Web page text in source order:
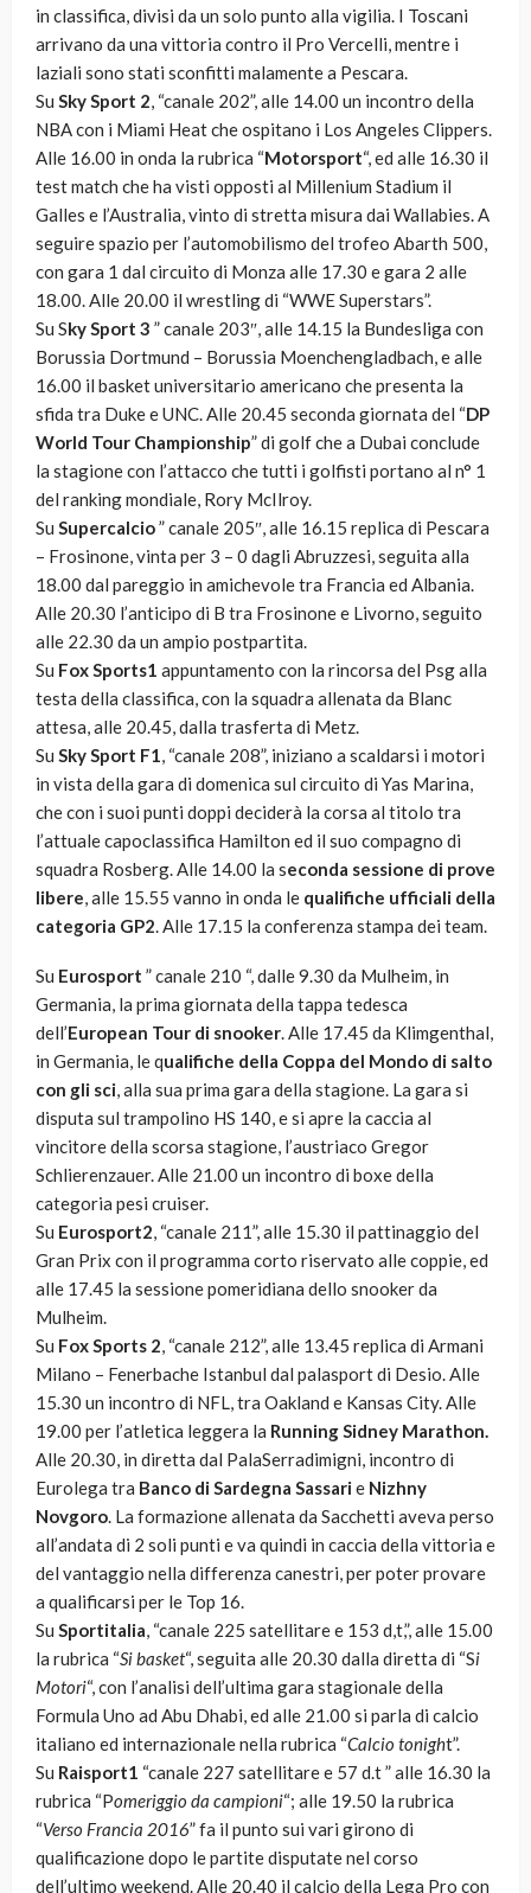
in classifica, divisi da un solo punto alla vigilia. I Toscani
arrivano da una vittoria contro il Pro Vercelli, mentre i
laziali sono stati sconfitti malamente a Pescara.
Su Sky Sport 2, “canale 202”, alle 14.00 un incontro della
NBA con i Miami Heat che ospitano i Los Angeles Clippers.
Alle 16.00 in onda la rubrica “Motorsport“, ed alle 16.30 il
test match che ha visti opposti al Millenium Stadium il
Galles e l’Australia, vinto di stretta misura dai Wallabies. A
seguire spazio per l’automobilismo del trofeo Abarth 500,
con gara 1 dal circuito di Monza alle 17.30 e gara 2 alle
18.00. Alle 20.00 il wrestling di “WWE Superstars”.
Su Sky Sport 3 ” canale 203″, alle 14.15 la Bundesliga con
Borussia Dortmund – Borussia Moenchengladbach, e alle
16.00 il basket universitario americano che presenta la
sfida tra Duke e UNC. Alle 20.45 seconda giornata del “DP
World Tour Championship” di golf che a Dubai conclude
la stagione con l’attacco che tutti i golfisti portano al n° 1
del ranking mondiale, Rory McIlroy.
Su Supercalcio” canale 205″, alle 16.15 replica di Pescara
– Frosinone, vinta per 3 – 0 dagli Abruzzesi, seguita alla
18.00 dal pareggio in amichevole tra Francia ed Albania.
Alle 20.30 l’anticipo di B tra Frosinone e Livorno, seguito
alle 22.30 da un ampio postpartita.
Su Fox Sports1 appuntamento con la rincorsa del Psg alla
testa della classifica, con la squadra allenata da Blanc
attesa, alle 20.45, dalla trasferta di Metz.
Su Sky Sport F1, “canale 208”, iniziano a scaldarsi i motori
in vista della gara di domenica sul circuito di Yas Marina,
che con i suoi punti doppi deciderà la corsa al titolo tra
l’attuale capoclassifica Hamilton ed il suo compagno di
squadra Rosberg. Alle 14.00 la seconda sessione di prove
libere, alle 15.55 vanno in onda le qualifiche ufficiali della
categoria GP2. Alle 17.15 la conferenza stampa dei team.
Su Eurosport ” canale 210 “, dalle 9.30 da Mulheim, in
Germania, la prima giornata della tappa tedesca
dell’European Tour di snooker. Alle 17.45 da Klimgenthal,
in Germania, le qualifiche della Coppa del Mondo di salto
con gli sci, alla sua prima gara della stagione. La gara si
disputa sul trampolino HS 140, e si apre la caccia al
vincitore della scorsa stagione, l’austriaco Gregor
Schlierenzauer. Alle 21.00 un incontro di boxe della
categoria pesi cruiser.
Su Eurosport2, “canale 211”, alle 15.30 il pattinaggio del
Gran Prix con il programma corto riservato alle coppie, ed
alle 17.45 la sessione pomeridiana dello snooker da
Mulheim.
Su Fox Sports 2, “canale 212”, alle 13.45 replica di Armani
Milano – Fenerbache Istanbul dal palasport di Desio. Alle
15.30 un incontro di NFL, tra Oakland e Kansas City. Alle
19.00 per l’atletica leggera la Running Sidney Marathon.
Alle 20.30, in diretta dal PalaSerradimigni, incontro di
Eurolega tra Banco di Sardegna Sassarie Nizhny
Novgoro. La formazione allenata da Sacchetti aveva perso
all’andata di 2 soli punti e va quindi in caccia della vittoria e
del vantaggio nella differenza canestri, per poter provare
a qualificarsi per le Top 16.
Su Sportitalia, “canale 225 satellitare e 153 d,t,”, alle 15.00
la rubrica “Si basket“, seguita alle 20.30 dalla diretta di “Si
Motori“, con l’analisi dell’ultima gara stagionale della
Formula Uno ad Abu Dhabi, ed alle 21.00 si parla di calcio
italiano ed internazionale nella rubrica “Calcio tonight”.
Su Raisport1 “canale 227 satellitare e 57 d.t ” alle 16.30 la
rubrica “Pomeriggio da campioni“; alle 19.50 la rubrica
“Verso Francia 2016” fa il punto sui vari girono di
qualificazione dopo le partite disputate nel corso
dell’ultimo weekend. Alle 20.40 il calcio della Lega Pro con